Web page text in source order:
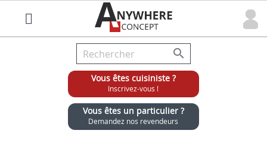

Vous êtes cuisiniste ?
Inscrivez-vous !
Vous êtes un particulier ?
Demandez nos revendeurs